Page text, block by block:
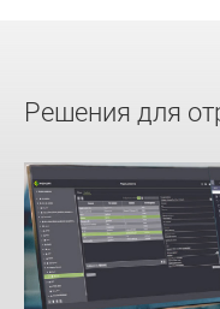
Решения для